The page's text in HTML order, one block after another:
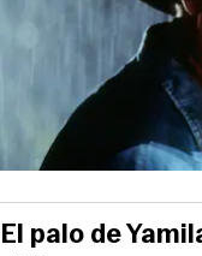
El palo de